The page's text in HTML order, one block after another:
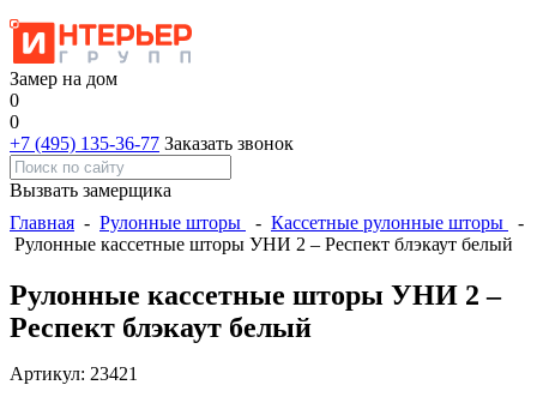
Замер на дом
0
0
+7 (495) 135-36-77 Заказать звонок
Вызвать замерщика
Главная - Рулонные шторы - Кассетные рулонные шторы
-
Рулонные кассетные шторы УНИ 2 – Респект блэкаут белый
Рулонные кассетные шторы УНИ 2 –
Респект блэкаут белый
Артикул: 23421